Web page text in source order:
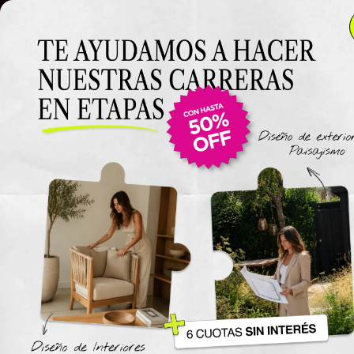
Clase 5
Clase 5
Materiales